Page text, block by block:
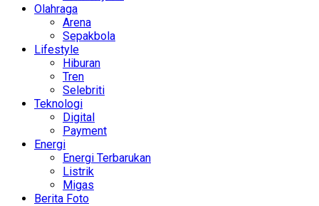
Olahraga
Arena
Sepakbola
Lifestyle
Hiburan
Tren
Selebriti
Teknologi
Digital
Payment
Energi
Energi Terbarukan
Listrik
Migas
Berita Foto